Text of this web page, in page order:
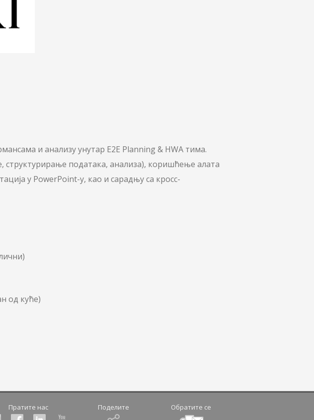
и анализу унутар E2E Planning & HWA тима.
структурирање података, анализа), коришћење алата
у PowerPoint-у, као и сарадњу са кросс-
од куће)
Пратите нас Поделите Обратите се